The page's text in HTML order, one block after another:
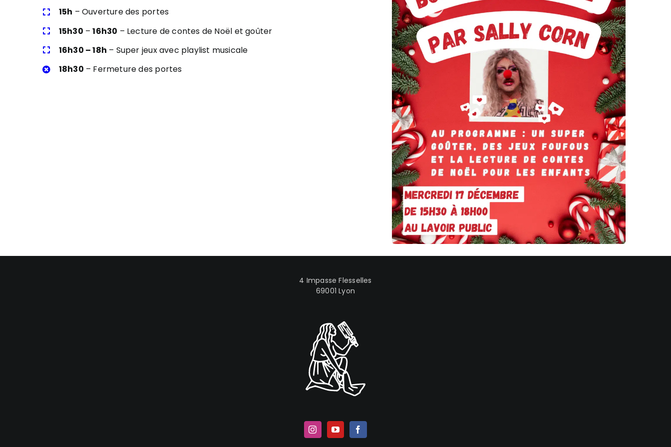
15h – Ouverture des portes
15h30 –16h30 – Lecture de contes de Noël et goûter
16h30 – 18h – Super jeux avec playlist musicale
18h30 – Fermeture des portes
4 Impasse Flesselles
69001 Lyon